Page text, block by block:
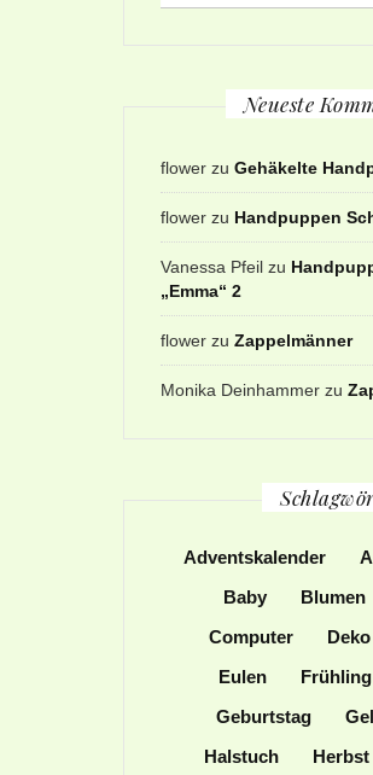
Neueste
flower zu Gehäkelte
flower zu Handpuppen
Vanessa Pfeil zu
„Emma“ 2
flower zu Zappelmänner
Monika Deinhammer zu
Adventskalender
Baby
Blumen
Computer
Deko
Eulen
Frühling
Geburtstag
Halstuch
Herbst